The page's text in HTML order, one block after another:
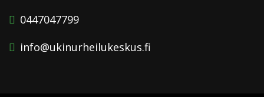
0447047799
info@ukinurheilukeskus.fi